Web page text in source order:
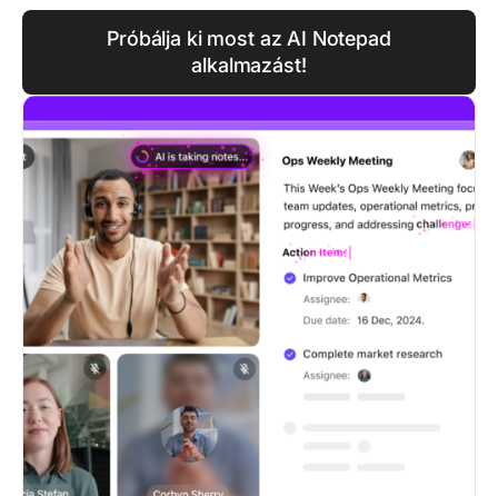
Próbálja ki most az AI Notepad
alkalmazást!